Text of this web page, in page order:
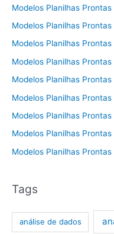
Modelos Planilhas Prontas
Modelos Planilhas Prontas
Modelos Planilhas
Modelos Planilhas
Modelos Planilhas Prontas
Modelos Planilhas Prontas
Modelos Planilhas Prontas
Modelos Planilhas Prontas
Modelos Planilhas Prontas
Tags
análise de dados